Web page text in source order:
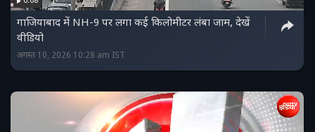
गाजियाबाद में NH-9 पर लगा कई किलोमीटर लंबा जाम, देखें
वीडियो
अगस्त 10, 2026 10:28 am IST